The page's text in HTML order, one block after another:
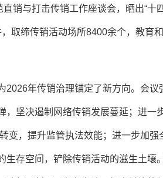
销与打击传销工作座谈会，晒出“十
取缔传销活动场所8400余个，教育
2026年传销治理锚定了新方向。会议
，坚决遏制网络传销发展蔓延；进一
变，提升监管执法效能；进一步加
生存空间，铲除传销活动的滋生土壤